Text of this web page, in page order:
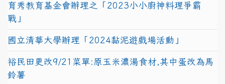
育秀教育基金會辦理之「2023小小廚神料理爭霸
戰」
國立清華大學辦理「2024黏泥遊戲場活動」
裕民田更改9/21菜單:原玉米濃湯食材,其中蛋改為馬
鈴薯